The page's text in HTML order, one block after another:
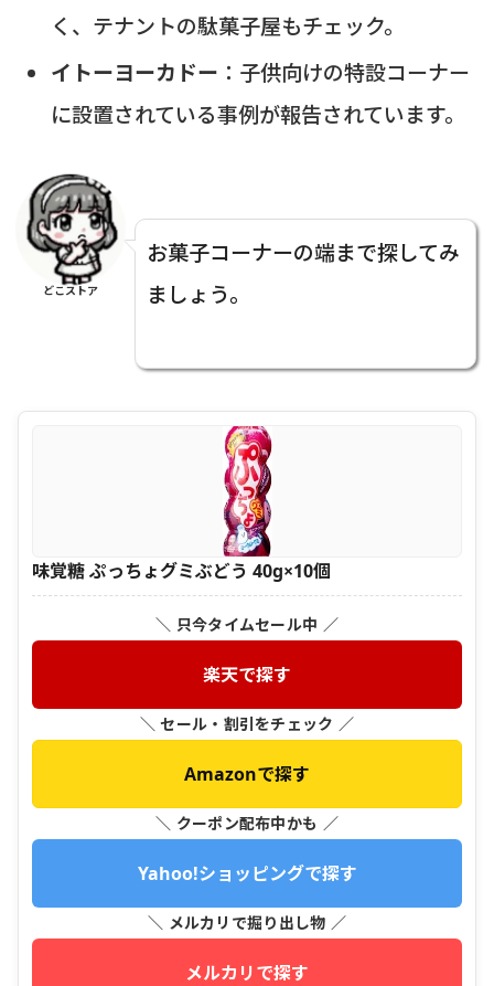
く、テナントの駄菓子屋もチェック。
イトーヨーカドー ：子供向けの特設コーナー
に設置されている事例が報告されています。
どこストア
お菓子コーナーの端まで探してみ
ましょう。
味覚糖 ぷっちょグミぶどう 40g×10個
＼ 只今タイムセール中 ／
楽天で探す
＼ セール・割引をチェック ／
Amazonで探す
＼ クーポン配布中かも ／
Yahoo!ショッピングで探す
＼ メルカリで掘り出し物 ／
メルカリで探す